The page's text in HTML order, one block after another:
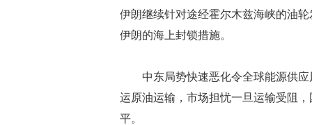
伊朗继续针对途经霍尔木兹海峡的油
伊朗的海上封锁措施。
中东局势快速恶化令全球能源供应
运原油运输，市场担忧一旦运输受阻
平。